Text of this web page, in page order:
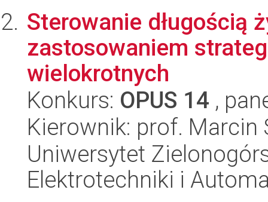
Sterowanie długością
zastosowaniem
wielokrotnych
Konkurs: OPUS 14 ,
Kierownik: prof. Marcin
Uniwersytet
Elektrotechniki i